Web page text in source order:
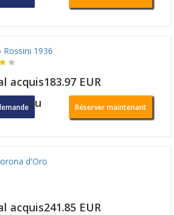
Rossini 1936
acquis183.97 EUR
ou Réserver maintenant
d'Oro
acquis241.85 EUR